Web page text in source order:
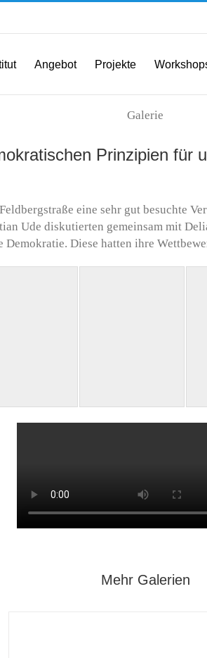
Angebot Projekte
Galerie
Prinzipien für
eine sehr gut besuchte
Ude diskutierten gemeinsam mit
Diese hatten ihre
Mehr Galerien